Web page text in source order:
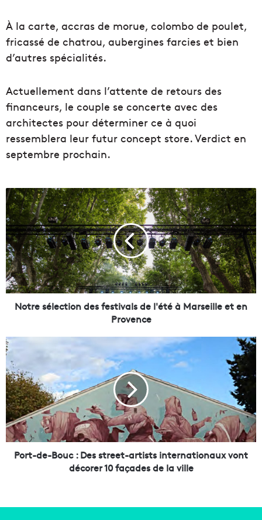
À la carte, accras de morue, colombo de poulet,
fricassé de chatrou, aubergines farcies et bien
d’autres spécialités.
Actuellement dans l’attente de retours des
financeurs, le couple se concerte avec des
architectes pour déterminer ce à quoi
ressemblera leur futur concept store. Verdict en
septembre prochain.
N
o
t
r
e
s
é
l
e
o
n
d
e
s
f
e
s
t
Notre sélection des festivals de l'été à Marseille et en
Provence
P
o
r
t
-
d
e
-
B
Port-de-Bouc : Des street-artists internationaux vont
décorer 10 façades de la ville